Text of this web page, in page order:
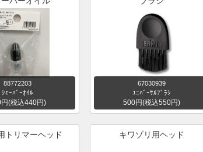
88772203
ｼｪｰﾊﾞｰｵｲﾙ
(税込440円)
67030939
ﾕﾆﾊﾞｰｻﾙﾌﾞﾗｼ
500円(税込550円)
トリマーヘッド キワゾリ用ヘッド